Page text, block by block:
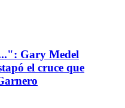
Gary Medel
el cruce que